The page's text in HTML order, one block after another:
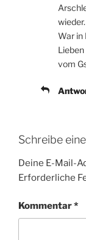
wieder.
War in
vom
Schreibe
Deine E-Mail-
Erforderliche
Kommentar*